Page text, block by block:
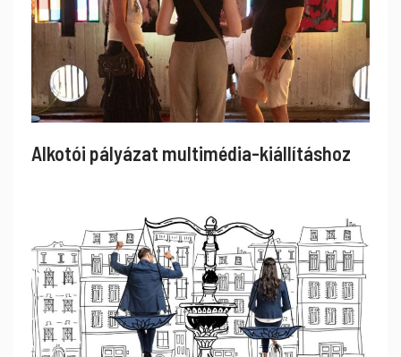
Alkotói pályázat multimédia-kiállításhoz